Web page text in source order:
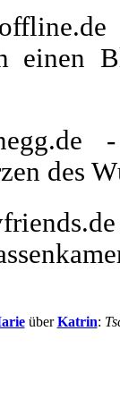
einen
des
überKatrin: